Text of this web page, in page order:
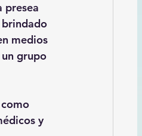
presea
brindado
medios
grupo
y